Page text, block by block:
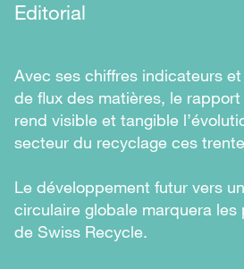
Editorial
Avec ses chiffres indicateurs
de flux des matières, le rapport
rend visible et tangible
secteur du recyclage ces
Le développement futur vers
circulaire globale marquera les
de Swiss Recycle.